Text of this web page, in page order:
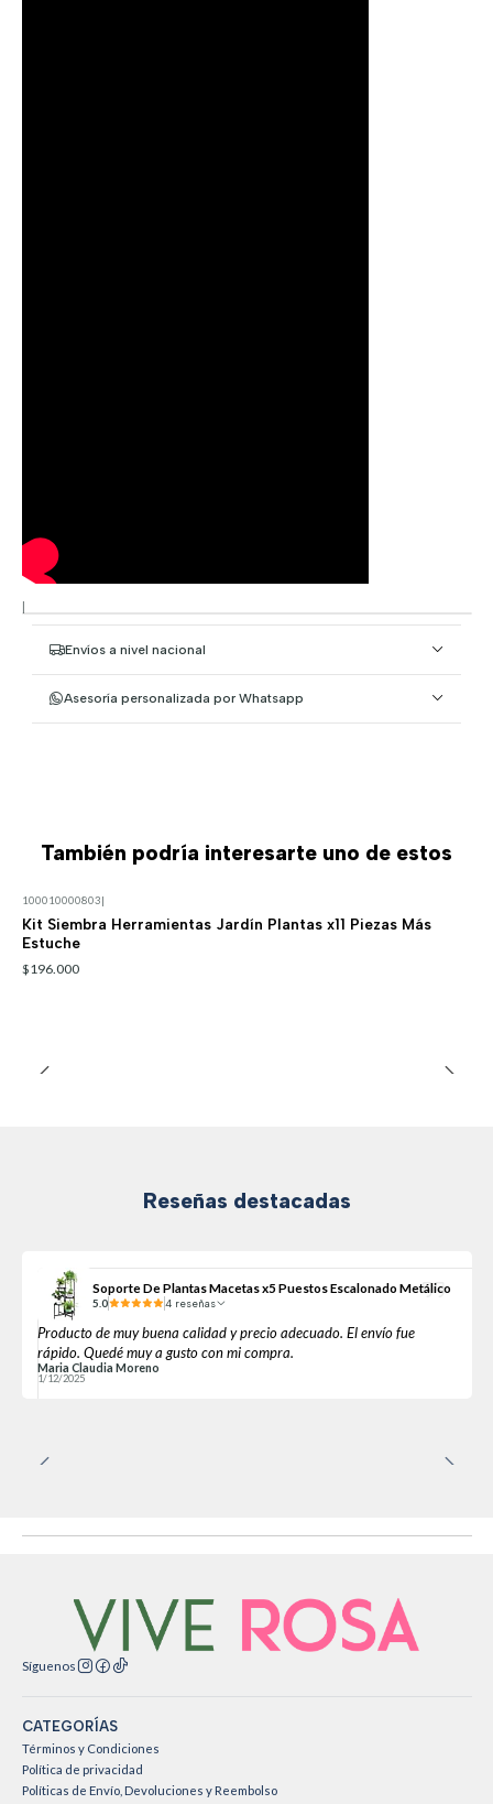
|
Envíos a nivel nacional
Asesoría personalizada por Whatsapp
También podría interesarte uno de estos
100010000803|
Kit Siembra Herramientas Jardín Plantas x11 Piezas Más
Estuche
$196.000
Reseñas destacadas
Soporte De Plantas Macetas x5 Puestos Escalonado Metálico
5.0 4 reseñas
Producto de muy buena calidad y precio adecuado. El envío fue
rápido. Quedé muy a gusto con mi compra.
Maria Claudia Moreno
1/12/2025
Síguenos
CATEGORÍAS
Términos y Condiciones
Política de privacidad
Políticas de Envío, Devoluciones y Reembolso